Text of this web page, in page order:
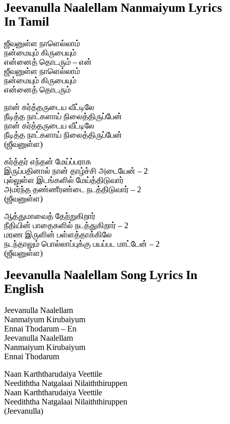
Jeevanulla Naalellam Nanmaiyum Lyrics
In Tamil
ஜீவனுள்ள நாளெல்லாம்
நன்மையும் கிருபையும்
என்னைத் தொடரும் – என்
ஜீவனுள்ள நாளெல்லாம்
நன்மையும் கிருபையும்
என்னைத் தொடரும்
நான் கர்த்தருடைய வீட்டிலே
நீடித்த நாட்களாய் நிலைத்திருப்பேன்
நான் கர்த்தருடைய வீட்டிலே
நீடித்த நாட்களாய் நிலைத்திருப்பேன்
(ஜீவனுள்ள)
கர்த்தர் எந்தன் மேய்ப்பராக
இருப்பதினால் நான் தாழ்ச்சி அடையேன் – 2
புல்லுள்ள இடங்களில் மேய்த்திடுவார்
அமர்ந்த தண்ணீரண்டை நடத்திடுவார் – 2
(ஜீவனுள்ள)
ஆத்துமாவைத் தேற்றுகிறார்
நீதியின் பாதைகளில் நடத்துகிறார் – 2
மரண இருளின் பள்ளத்தாக்கிலே
நடந்தாலும் பொல்லாப்புக்கு பயப்பட மாட்டேன் – 2
(ஜீவனுள்ள)
Jeevanulla Naalellam Song Lyrics In
English
Jeevanulla Naalellam
Nanmaiyum Kirubaiyum
Ennai Thodarum – En
Jeevanulla Naalellam
Nanmaiyum Kirubaiyum
Ennai Thodarum
Naan Karththarudaiya Veettile
Neediththa Natgalaai Nilaiththiruppen
Naan Karththarudaiya Veettile
Neediththa Natgalaai Nilaiththiruppen
(Jeevanulla)